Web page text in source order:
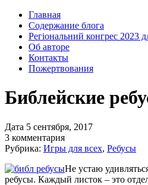
Главная
Содержание блога
Регіональний конгрес 2023
Об авторе
Контакты
Пожертвования
Библейские
Дата 5 сентября, 2017
3 комментария
Рубрика: Игры для всех, Ребусы
Не устаю
ребусы. Каждый листок – это